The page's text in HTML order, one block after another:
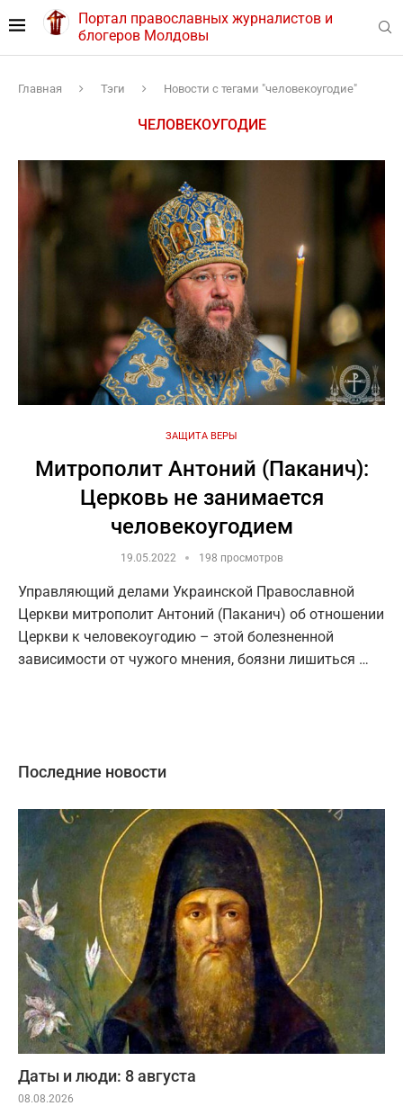
Портал православных журналистов и
блогеров Молдовы
Главная Тэги Новости с тегами "человекоугодие"
ЧЕЛОВЕКОУГОДИЕ
ЗАЩИТА ВЕРЫ
Митрополит Антоний (Паканич):
Церковь не занимается
человекоугодием
19.05.2022 198 просмотров
Управляющий делами Украинской Православной
Церкви митрополит Антоний (Паканич) об отношении
Церкви к человекоугодию – этой болезненной
зависимости от чужого мнения, боязни лишиться …
Последние новости
Даты и люди: 8 августа
08.08.2026